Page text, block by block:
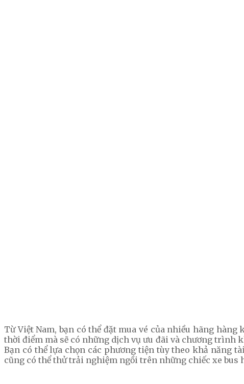
Từ Việt Nam, bạn có thể đặt mua vé của nhiều hãng
thời điểm mà sẽ có những dịch vụ ưu đãi và chương trình
Bạn có thể lựa chọn các phương tiện tùy theo khả năng
cũng có thể thử trải nghiệm ngồi trên những chiếc xe bus